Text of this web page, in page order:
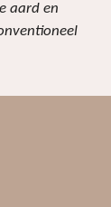
aard en